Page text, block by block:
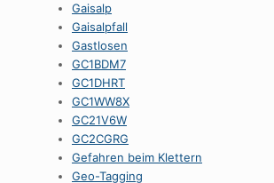
Gaisalp
Gaisalpfall
Gastlosen
GC1BDM7
GC1DHRT
GC1WW8X
GC21V6W
GC2CGRG
Gefahren beim Klettern
Geo-Tagging